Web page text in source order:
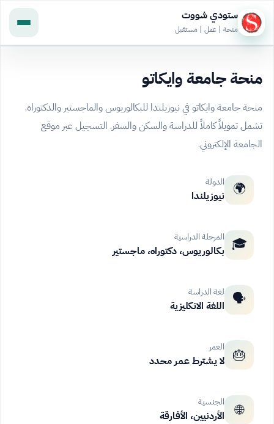
ستودي شووت
منحة | عمل | مستقبل
منحة جامعة وايكاتو
منحة جامعة وايكاتو في نيوزيلندا للبكالوريوس والماجستير والدكتوراه.
تشمل تمويلاً كاملاً للدراسة والسكن والسفر. التسجيل عبر موقع
الجامعة الإلكتروني.
🌍 الدولة
نيوزيلندا
🎓 المرحلة الدراسية
بكالوريوس، دكتوراه، ماجستير
🗣️ لغة الدراسة
اللغة الانكليزية
🎂 العمر
لا يشترط عمر محدد
🌐 الجنسية
الأردنيين، الأفارقة